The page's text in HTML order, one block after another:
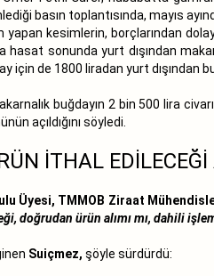
basın toplantısında, mayıs
kesimlerin, borçlarından
hasat sonunda yurt dışından
için de 1800 liradan yurt
buğdayın 2 bin 500 lira
açıldığını söyledi.
İTHAL
Üyesi, TMMOB Ziraat
doğrudan ürün alımı mı, dahili
Suiçmez, şöyle sürdürdü: